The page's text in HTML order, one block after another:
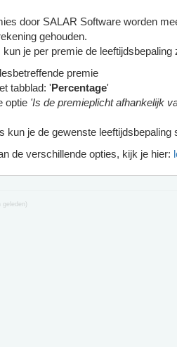
door SALAR Software worden
gehouden.
je per premie de leeftijdsbepaling
premie
tabblad: 'Percentage'
optie 'Is de premieplicht afhankelijk
kun je de gewenste leeftijdsbepaling
de verschillende opties, kijk je hier: